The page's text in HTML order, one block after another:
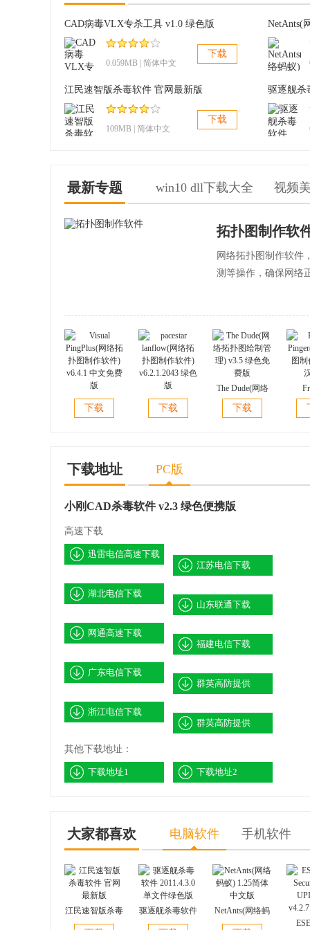
CAD病毒VLX专杀工具 v1.0 绿色版
0.059MB | 简体中文
下载
NetAnts(
江民速智版杀毒软件 官网最新版
109MB | 简体中文
下载
驱逐舰杀
最新专题 win10 dll下载大全 视频
拓扑图制作软
网络拓扑图制作软件
测等操作，确保网络
Visual
PingPlus(网络拓
下载
pacestar
lanflow(网络拓
下载
The Dude(网络
拓扑图绘制管
理) v3.5 绿色免
下载
下载地址 PC版
小刚CAD杀毒软件 v2.3 绿色便携版
高速下载
迅雷电信高速下载
江苏电信下载
湖北电信下载
山东联通下载
网通高速下载
福建电信下载
广东电信下载
群英高防提供
浙江电信下载
群英高防提供
其他下载地址：
下载地址1 下载地址2
大家都喜欢 电脑软件 手机软件
江民速智版杀毒
软件 官网最新
驱逐舰杀毒软件
2011.4.3.0单文
NetAnts(网络蚂
蚁) 1.25简体中